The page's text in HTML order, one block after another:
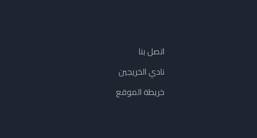
اتصل بنا
نادي الخريجين
خريطة الموقع